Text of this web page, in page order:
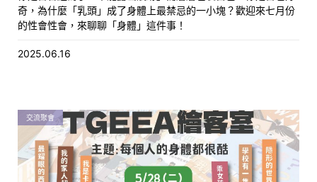
奇，為什麼「乳頭」成了身體上最禁忌的一小塊？歡迎來七月份
的性會性會，來聊聊「身體」這件事！
2025.06.16
交流聚會